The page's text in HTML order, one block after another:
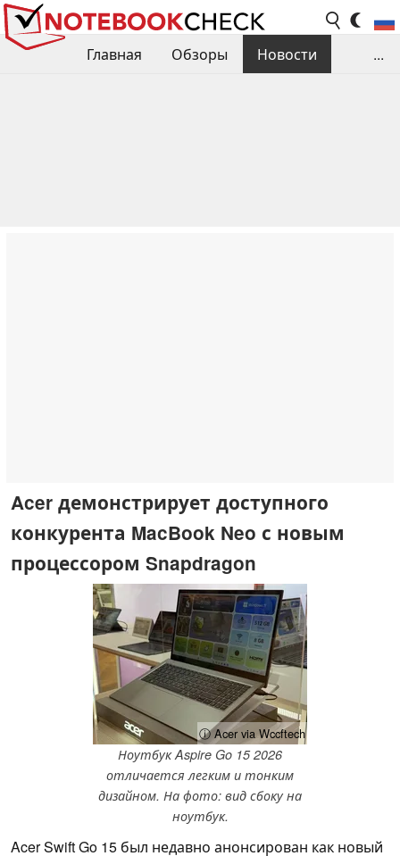
Главная Обзоры
Новости
...
Acer демонстрирует доступного
конкурента MacBook Neo с новым
процессором Snapdragon
ⓘ Acer via Wccftech
Ноутбук Aspire Go 15 2026
отличается легким и тонким
дизайном. На фото: вид сбоку на
ноутбук.
Acer Swift Go 15 был недавно анонсирован как новый